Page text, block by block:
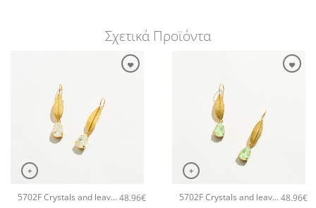
Σχετικά Προϊόντα
+
5702F Crystals and leaves small χειροποίητα σκουλαρίκια Catherine bijoux Άσπρο48.96€
+
5702F Crystals and leaves small χειροποίητα σκουλαρίκια Catherine bijoux Πράσινο48.96€